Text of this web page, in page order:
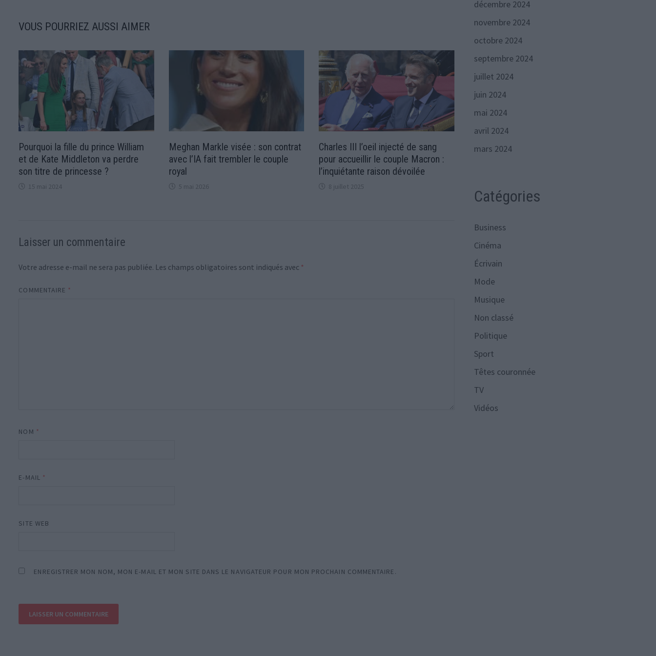
VOUS POURRIEZ AUSSI AIMER
Pourquoi la fille du prince William
et de Kate Middleton va perdre
son titre de princesse ?
15 mai 2024
Meghan Markle visée : son contrat
avec l’IA fait trembler le couple
royal
5 mai 2026
Charles III l’oeil injecté de sang
pour accueillir le couple Macron :
l’inquiétante raison dévoilée
8 juillet 2025
Laisser un commentaire
Votre adresse e-mail ne sera pas publiée. Les champs obligatoires sont indiqués avec *
COMMENTAIRE *
NOM *
E-MAIL *
SITE WEB
ENREGISTRER MON NOM, MON E-MAIL ET MON SITE DANS LE NAVIGATEUR POUR MON PROCHAIN COMMENTAIRE.
décembre 2024
novembre 2024
octobre 2024
septembre 2024
juillet 2024
juin 2024
mai 2024
avril 2024
mars 2024
Catégories
Business
Cinéma
Écrivain
Mode
Musique
Non classé
Politique
Sport
Têtes couronnée
TV
Vidéos